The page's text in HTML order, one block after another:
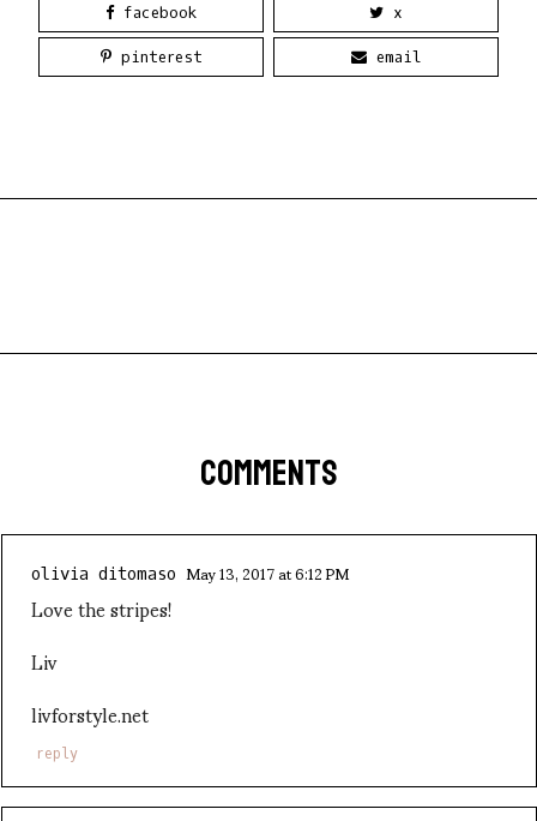
facebook x
pinterest email
COMMENTS
olivia ditomaso May 13, 2017 at 6:12 PM
Love the stripes!
Liv
livforstyle.net
reply